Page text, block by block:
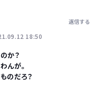
返信する
18:50
か？
んが。
のだろ？